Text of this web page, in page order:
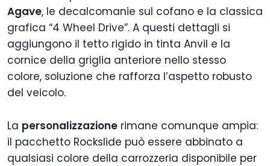
Agave, le decalcomanie sul cofano e la classica
grafica “4 Wheel Drive”. A questi dettagli si
aggiungono il tetto rigido in tinta Anvil e la
cornice della griglia anteriore nello stesso
colore, soluzione che rafforza l’aspetto robusto
del veicolo.
La personalizzazione rimane comunque ampia:
il pacchetto Rockslide può essere abbinato a
qualsiasi colore della carrozzeria disponibile per